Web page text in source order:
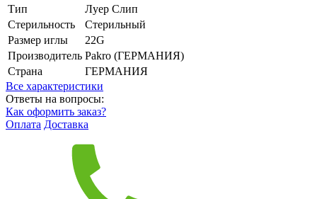
Тип
Луер Слип
Стерильность
Стерильный
Размер иглы
22G
Производитель Pakro (ГЕРМАНИЯ)
Страна
ГЕРМАНИЯ
Все характеристики
Ответы на вопросы:
Как оформить заказ?
Оплата Доставка